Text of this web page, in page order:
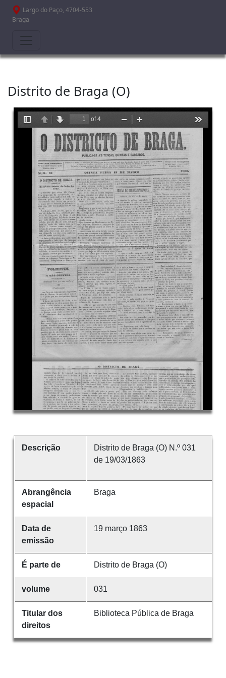
Passar para o conteúdo principal
Largo do Paço, 4704-553
Braga
Distrito de Braga (O)
Descrição
Distrito de Braga (O) N.º 031
de 19/03/1863
Abrangência
espacial
Braga
Data de
emissão
19 março 1863
É parte de Distrito de Braga (O)
volume 031
Titular dos
direitos
Biblioteca Pública de Braga